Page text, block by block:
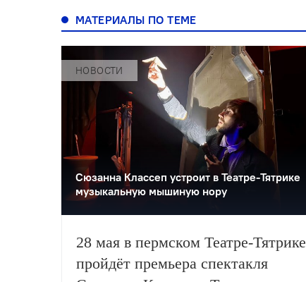
МАТЕРИАЛЫ ПО ТЕМЕ
НОВОСТИ
Сюзанна Классеп устроит в Театре-Тятрике
музыкальную мышиную нору
28 мая в пермском Театре-Тятрике
пройдёт премьера спектакля